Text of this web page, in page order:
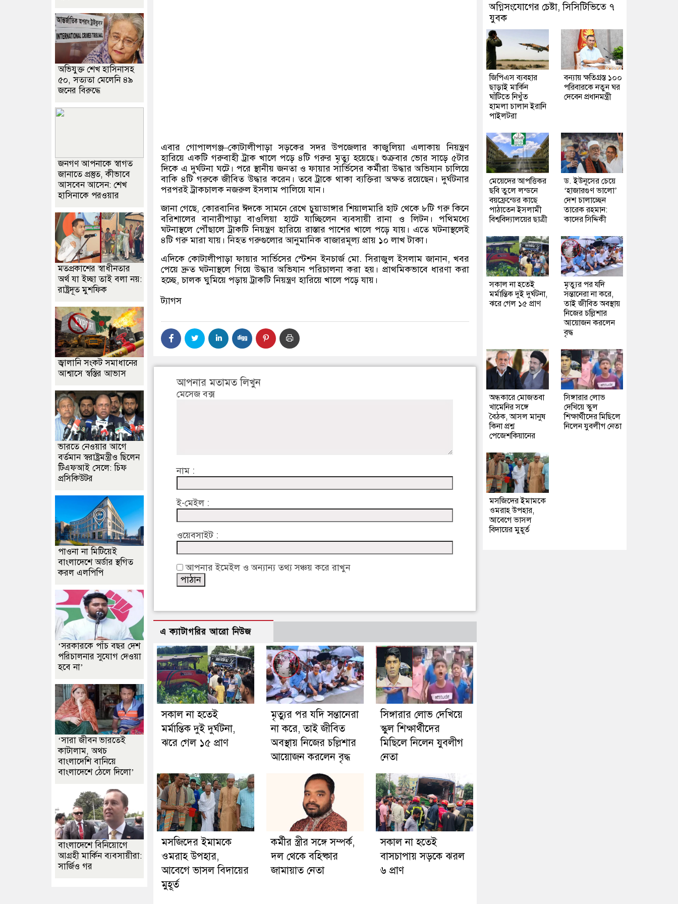
এবার গোপালগঞ্জ–কোটালীপাড়া সড়কের সদর উপজেলার কাজুলিয়া এলাকায় নিয়ন্ত্রণ
হারিয়ে একটি গরুবাহী ট্রাক খালে পড়ে ৪টি গরুর মৃত্যু হয়েছে। শুক্রবার ভোর সাড়ে ৫টার
দিকে এ দুর্ঘটনা ঘটে। পরে স্থানীয় জনতা ও ফায়ার সার্ভিসের কর্মীরা উদ্ধার অভিযান চালিয়ে
বাকি ৪টি গরুকে জীবিত উদ্ধার করেন। তবে ট্রাকে থাকা ব্যক্তিরা অক্ষত রয়েছেন। দুর্ঘটনার
পরপরই ট্রাকচালক নজরুল ইসলাম পালিয়ে যান।
জানা গেছে, কোরবানির ঈদকে সামনে রেখে চুয়াডাঙ্গার শিয়ালমারি হাট থেকে ৮টি গরু কিনে
বরিশালের বানারীপাড়া বাওলিয়া হাটে যাচ্ছিলেন ব্যবসায়ী রানা ও লিটন। পথিমধ্যে
ঘটনাস্থলে পৌঁছালে ট্রাকটি নিয়ন্ত্রণ হারিয়ে রাস্তার পাশের খালে পড়ে যায়। এতে ঘটনাস্থলেই
৪টি গরু মারা যায়। নিহত গরুগুলোর আনুমানিক বাজারমূল্য প্রায় ১০ লাখ টাকা।
এদিকে কোটালীপাড়া ফায়ার সার্ভিসের স্টেশন ইনচার্জ মো.সিরাজুল ইসলাম জানান,খবর
পেয়ে দ্রুত ঘটনাস্থলে গিয়ে উদ্ধার অভিযান পরিচালনা করা হয়। প্রাথমিকভাবে ধারণা করা
হচ্ছে,চালক ঘুমিয়ে পড়ায় ট্রাকটি নিয়ন্ত্রণ হারিয়ে খালে পড়ে যায়।
ট্যাগস
আপনার মতামত লিখুন
মেসেজ বক্স
নাম :
ই-মেইল :
ওয়েবসাইট :
আপনার ইমেইল ও অন্যান্য তথ্য সঞ্চয় করে রাখুন
এ ক্যাটাগরির আরো নিউজ
সকাল না হতেই
মর্মান্তিক দুই দুর্ঘটনা,
ঝরে গেল ১৫ প্রাণ
মৃত্যুর পর যদি সন্তানেরা
না করে, তাই জীবিত
অবস্থায় নিজের চল্লিশার
আয়োজন করলেন বৃদ্ধ
সিঙ্গারার লোভ দেখিয়ে
স্কুল শিক্ষার্থীদের
মিছিলে নিলেন যুবলীগ
নেতা
মসজিদের ইমামকে
ওমরাহ উপহার,
আবেগে ভাসল বিদায়ের
মুহূর্ত
কর্মীর স্ত্রীর সঙ্গে সম্পর্ক,
দল থেকে বহিষ্কার
জামায়াত নেতা
সকাল না হতেই
বাসচাপায় সড়কে ঝরল
৬ প্রাণ
অভিযুক্ত শেখ হাসিনাসহ
৫০, সত্যতা মেলেনি ৪৯
জনের বিরুদ্ধে
জনগণ আপনাকে স্বাগত
জানাতে প্রস্তুত, কীভাবে
আসবেন আসেন: শেখ
হাসিনাকে পরওয়ার
মতপ্রকাশের স্বাধীনতার
অর্থ যা ইচ্ছা তাই বলা নয়:
রাষ্ট্রদূত মুশফিক
জ্বালানি সংকট সমাধানের
আশ্বাসে স্বস্তির আভাস
ভারতে নেওয়ার আগে
বর্তমান স্বরাষ্ট্রমন্ত্রীও ছিলেন
টিএফআই সেলে: চিফ
প্রসিকিউটর
পাওনা না মিটিয়েই
বাংলাদেশে অর্ডার স্থগিত
করল এলপিপি
‘সরকারকে পাঁচ বছর দেশ
পরিচালনার সুযোগ দেওয়া
হবে না’
‘সারা জীবন ভারতেই
কাটালাম, অথচ
বাংলাদেশি বানিয়ে
বাংলাদেশে ঠেলে দিলো’
বাংলাদেশে বিনিয়োগে
আগ্রহী মার্কিন ব্যবসায়ীরা:
সার্জিও গর
অগ্নিসংযোগের চেষ্টা, সিসিটিভিতে ৭
যুবক
জিপিএস ব্যবহার
ছাড়াই মার্কিন
ঘাঁটিতে নিখুঁত
হামলা চালান ইরানি
পাইলটরা
বন্যায় ক্ষতিগ্রস্ত ১০০
পরিবারকে নতুন ঘর
দেবেন প্রধানমন্ত্রী
মেয়েদের আপত্তিকর
ছবি তুলে লন্ডনে
বয়ফ্রেন্ডের কাছে
পাঠাতেন ইসলামী
বিশ্ববিদ্যালয়ের ছাত্রী
ড. ইউনূসের চেয়ে
‘হাজারগুণ ভালো’
দেশ চালাচ্ছেন
তারেক রহমান:
কাদের সিদ্দিকী
সকাল না হতেই
মর্মান্তিক দুই দুর্ঘটনা,
ঝরে গেল ১৫ প্রাণ
মৃত্যুর পর যদি
সন্তানেরা না করে,
তাই জীবিত অবস্থায়
নিজের চল্লিশার
আয়োজন করলেন
বৃদ্ধ
অন্ধকারে মোজতবা
খামেনির সঙ্গে
বৈঠক, আসল মানুষ
কিনা প্রশ্ন
পেজেশকিয়ানের
সিঙ্গারার লোভ
দেখিয়ে স্কুল
শিক্ষার্থীদের মিছিলে
নিলেন যুবলীগ নেতা
মসজিদের ইমামকে
ওমরাহ উপহার,
আবেগে ভাসল
বিদায়ের মুহূর্ত